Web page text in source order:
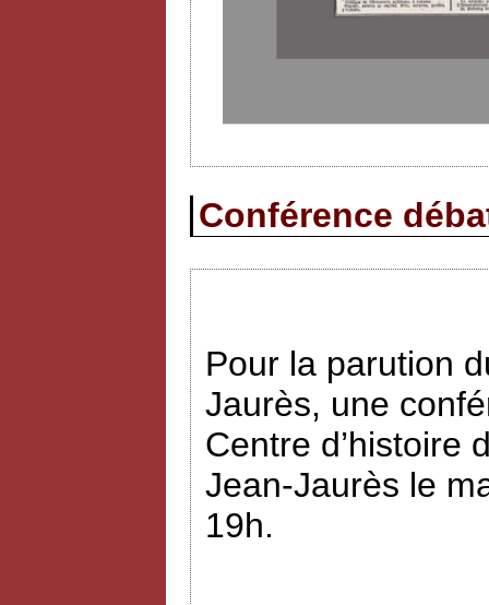
Conférence
Pour la parution
Jaurès, une
Centre d’histoire
Jean-Jaurès le
19h.